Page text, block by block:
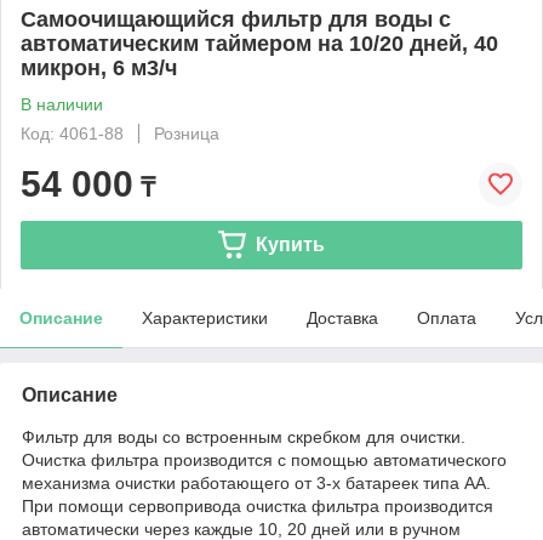
Самоочищающийся фильтр для воды с
автоматическим таймером на 10/20 дней, 40
микрон, 6 м3/ч
В наличии
Код: 4061-88
Розница
54 000 ₸
Купить
Описание Характеристики Доставка Оплата
Описание
Фильтр для воды со встроенным скребком для очистки.
Очистка фильтра производится с помощью автоматического
механизма очистки работающего от 3-х батареек типа AA.
При помощи сервопривода очистка фильтра производится
автоматически через каждые 10, 20 дней или в ручном